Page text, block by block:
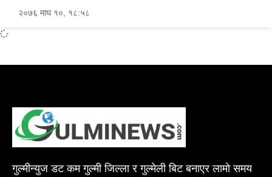
२०७६ माघ १०, १८:५८
गुल्मीन्युज डट कम गुल्मी जिल्ला र गुल्मेली बिट बनाएर लामो समय